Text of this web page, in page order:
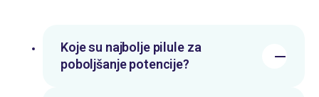
Koje su najbolje pilule za
poboljšanje potencije?